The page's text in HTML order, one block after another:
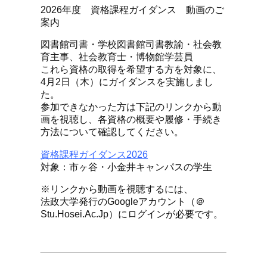
2026年度 資格課程ガイダンス 動画のご
案内
図書館司書・学校図書館司書教諭・社会教
育主事、社会教育士・博物館学芸員
これら資格の取得を希望する方を対象に、
4月2日（木）にガイダンスを実施しまし
た。
参加できなかった方は下記のリンクから動
画を視聴し、各資格の概要や履修・手続き
方法について確認してください。
資格課程ガイダンス2026
対象：市ヶ谷・小金井キャンパスの学生
※リンクから動画を視聴するには、
法政大学発行のGoogleアカウント（＠
Stu.hosei.ac.jp）にログインが必要です。